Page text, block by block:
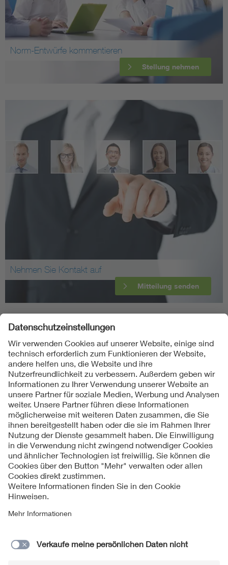
Norm-Entwürfe kommentieren
Stellung nehmen
Nehmen Sie Kontakt auf
Mitteilung senden
Folgen Sie uns
Kontakt
Impressum
Datenschutzinformationen
Cookie Hinweise
Compliance
Jahresarchiv